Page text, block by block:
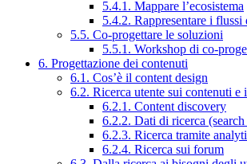
5.4.1. Mappare l’ecosistema
5.4.2. Rappresentare i
5.5. Co-progettare le soluzioni
5.5.1. Workshop di co-
6. Progettazione dei contenuti
6.1. Cos’è il content design
6.2. Ricerca utente sui contenuti e
6.2.1. Content discovery
6.2.2. Dati di ricerca
6.2.3. Ricerca tramite
6.2.4. Ricerca sui forum